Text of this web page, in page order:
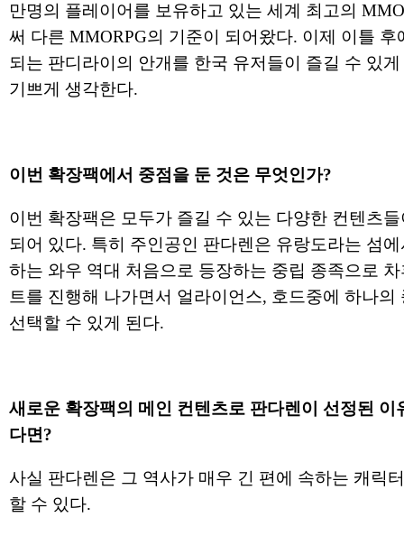
만명의 플레이어를 보유하고 있는 세계 최고의
써 다른 MMORPG의 기준이 되어왔다. 이제 이틀 후
되는 판디라이의 안개를 한국 유저들이 즐길 수 있
기쁘게 생각한다.
이번 확장팩에서 중점을 둔 것은 무엇인가?
이번 확장팩은 모두가 즐길 수 있는 다양한 컨텐츠
되어 있다. 특히 주인공인 판다렌은 유랑도라는 섬
하는 와우 역대 처음으로 등장하는 중립 종족으로
트를 진행해 나가면서 얼라이언스, 호드중에 하나의
선택할 수 있게 된다.
새로운 확장팩의 메인 컨텐츠로 판다렌이 선정된 이
다면?
사실 판다렌은 그 역사가 매우 긴 편에 속하는 캐릭
할 수 있다.